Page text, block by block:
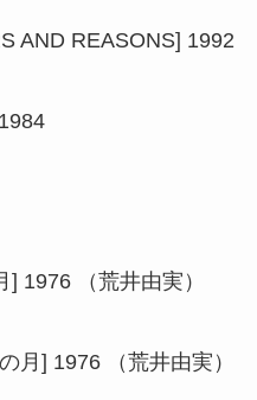
AND REASONS] 1992
1976 （荒井由実）
月] 1976 （荒井由実）